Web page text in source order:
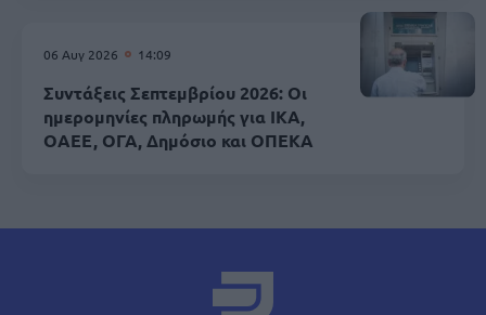
06 Αυγ 2026 14:09
Συντάξεις Σεπτεμβρίου 2026: Οι
ημερομηνίες πληρωμής για ΙΚΑ,
ΟΑΕΕ, ΟΓΑ, Δημόσιο και ΟΠΕΚΑ